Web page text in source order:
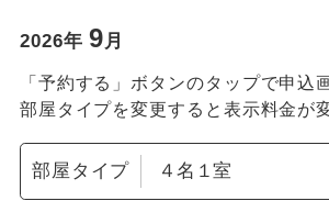
2026年 9月
「予約する」ボタンのタップで申込
部屋タイプを変更すると表示料金が
部屋タイプ